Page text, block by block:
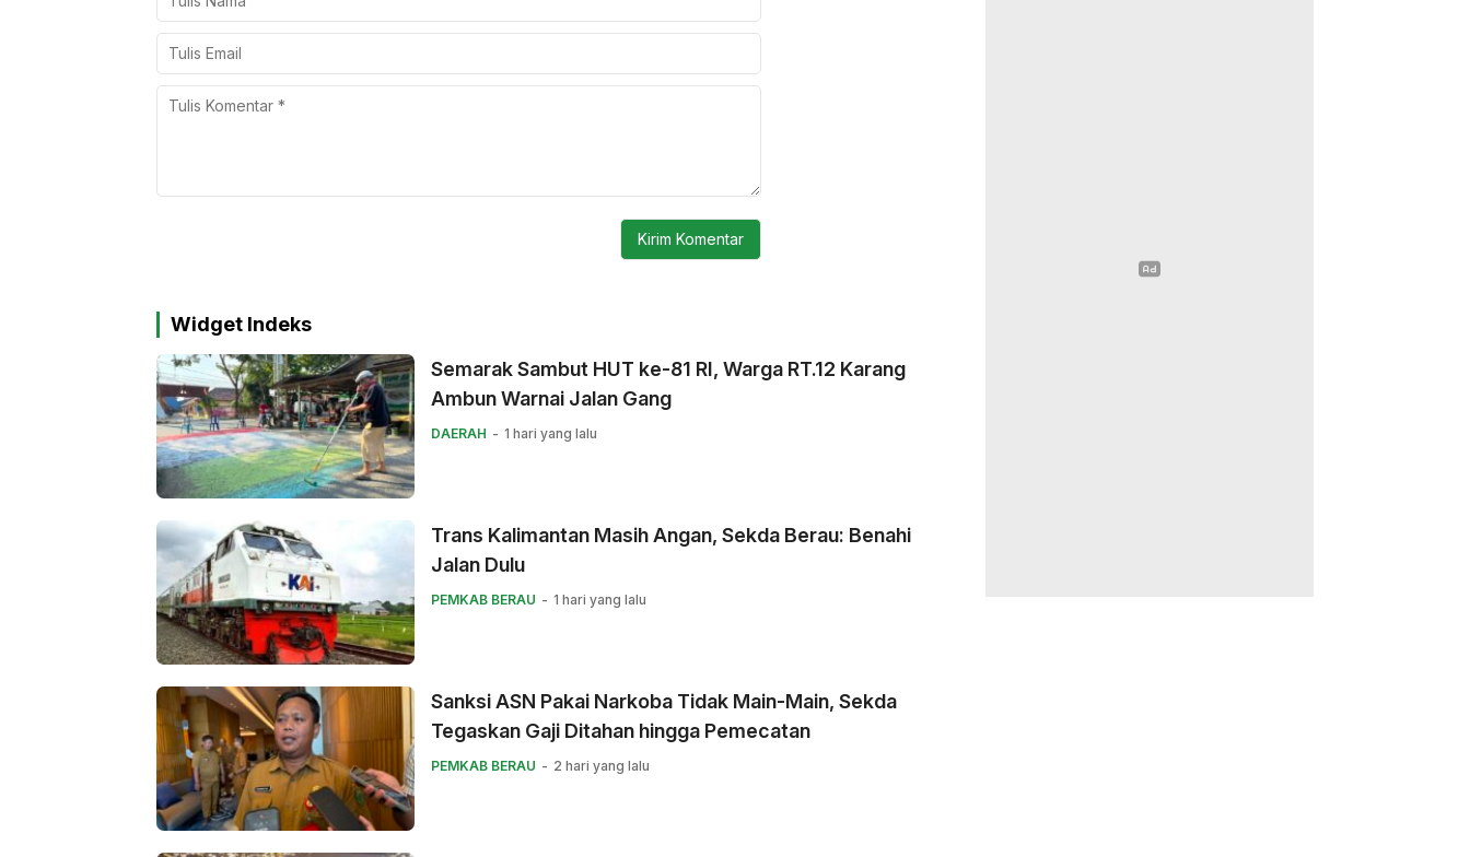
Widget Indeks
Semarak Sambut HUT ke-81 RI, Warga RT.12 Karang
Ambun Warnai Jalan Gang
DAERAH 1 hari yang lalu
Trans Kalimantan Masih Angan, Sekda Berau: Benahi
Jalan Dulu
PEMKAB BERAU 1 hari yang lalu
Sanksi ASN Pakai Narkoba Tidak Main-Main, Sekda
Tegaskan Gaji Ditahan hingga Pemecatan
PEMKAB BERAU 2 hari yang lalu